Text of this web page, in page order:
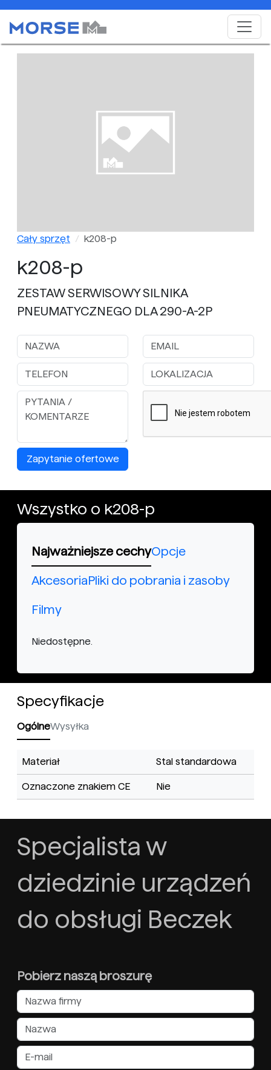
Cały sprzęt k208-p
k208-p
ZESTAW SERWISOWY SILNIKA
PNEUMATYCZNEGO DLA 290-A-2P
Zapytanie ofertowe
Wszystko o k208-p
Najważniejsze cechyOpcje
AkcesoriaPliki do pobrania i zasoby
Filmy
Niedostępne.
Specyfikacje
OgólneWysyłka
Materiał Stal standardowa
Oznaczone znakiem CE Nie
Specjalista w
dziedzinie urządzeń
do obsługi Beczek
Pobierz naszą broszurę